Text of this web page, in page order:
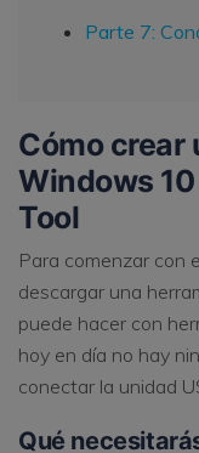
Parte 7:
Cómo crear
Windows
Tool
Para comenzar con
descargar una
puede hacer con
hoy en día no hay
conectar la unidad
Qué